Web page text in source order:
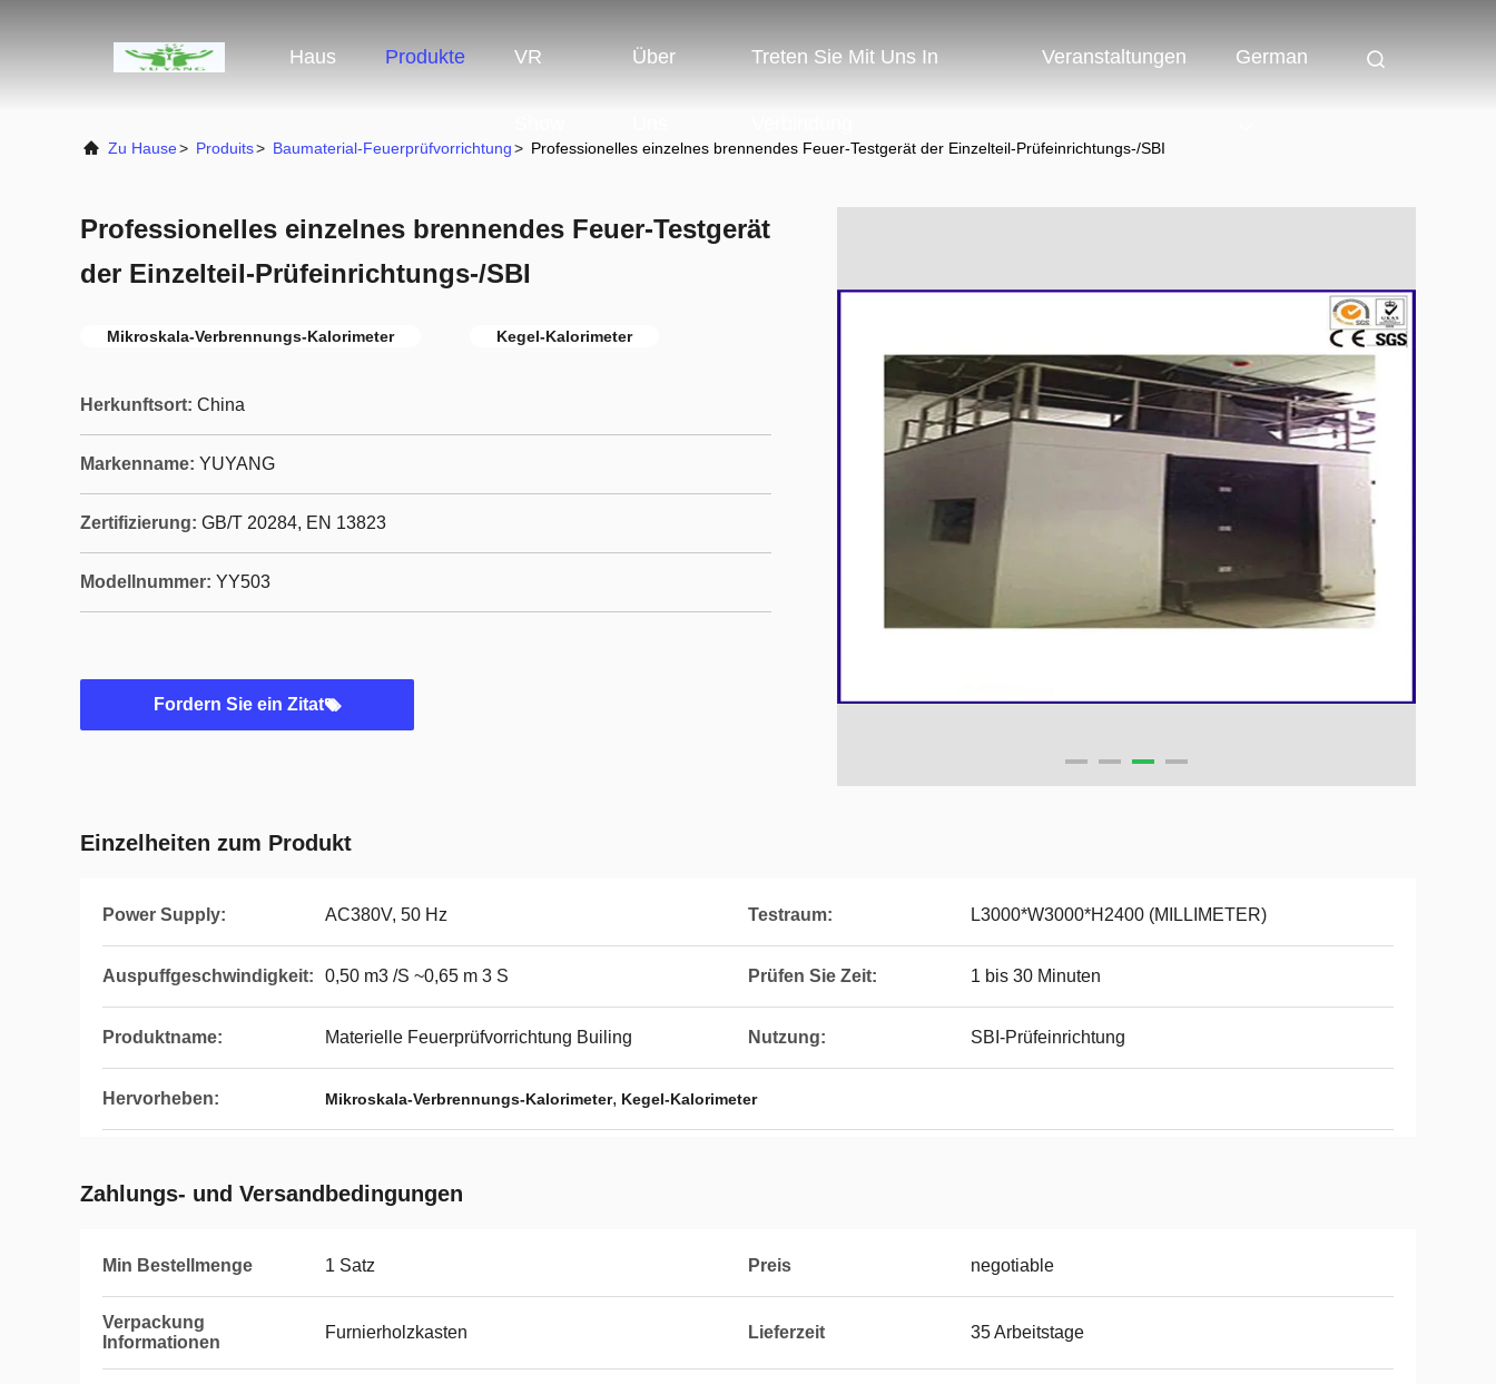
Haus Produkte VR Über Treten Sie Mit Uns In Veranstaltungen German
Zu Hause> Produits> Baumaterial-Feuerprüfvorrichtung> Professionelles einzelnes brennendes Feuer-Testgerät der Einzelteil-Prüfeinrichtungs-/SBI
Professionelles einzelnes brennendes Feuer-Testgerät
der Einzelteil-Prüfeinrichtungs-/SBI
Mikroskala-Verbrennungs-Kalorimeter Kegel-Kalorimeter
Herkunftsort: China
Markenname: YUYANG
Zertifizierung: GB/T 20284, EN 13823
Modellnummer: YY503
Fordern Sie ein Zitat
Einzelheiten zum Produkt
Power Supply: AC380V, 50 Hz Testraum: L3000*W3000*H2400 (MILLIMETER)
Auspuffgeschwindigkeit: 0,50 m3 /S ~0,65 m 3 S Prüfen Sie Zeit: 1 bis 30 Minuten
Produktname: Materielle Feuerprüfvorrichtung Builing Nutzung: SBI-Prüfeinrichtung
Hervorheben: Mikroskala-Verbrennungs-Kalorimeter, Kegel-Kalorimeter
Zahlungs- und Versandbedingungen
Min Bestellmenge 1 Satz Preis negotiable
Verpackung
Informationen
Furnierholzkasten Lieferzeit 35 Arbeitstage